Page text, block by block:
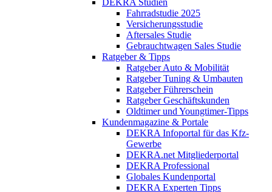
Fahrradstudie 2025
Versicherungsstudie
Aftersales Studie
Gebrauchtwagen Sales Studie
Ratgeber & Tipps
Ratgeber Auto & Mobilität
Ratgeber Tuning & Umbauten
Ratgeber Führerschein
Ratgeber Geschäftskunden
Oldtimer und Youngtimer-Tipps
Kundenmagazine & Portale
DEKRA Infoportal für das Kfz-
Gewerbe
DEKRA.net Mitgliederportal
DEKRA Professional
Globales Kundenportal
DEKRA Experten Tipps